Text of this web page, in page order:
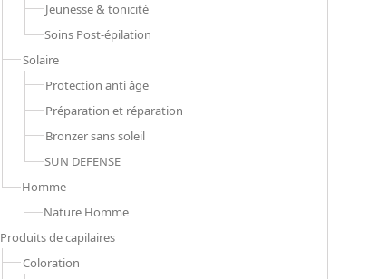
Jeunesse & tonicité
Soins Post-épilation
Solaire
Protection anti âge
Préparation et réparation
Bronzer sans soleil
SUN DEFENSE
Homme
Nature Homme
Produits de capilaires
Coloration